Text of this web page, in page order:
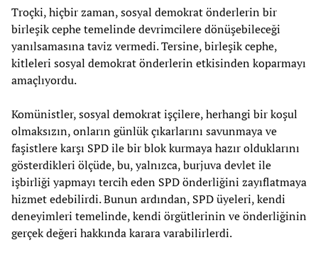
Troçki, hiçbir zaman, sosyal demokrat önderlerin bir
birleşik cephe temelinde devrimcilere dönüşebileceği
yanılsamasına taviz vermedi. Tersine, birleşik cephe,
kitleleri sosyal demokrat önderlerin etkisinden koparmayı
amaçlıyordu.
Komünistler, sosyal demokrat işçilere, herhangi bir koşul
olmaksızın, onların günlük çıkarlarını savunmaya ve
faşistlere karşı SPD ile bir blok kurmaya hazır olduklarını
gösterdikleri ölçüde, bu, yalnızca, burjuva devlet ile
işbirliği yapmayı tercih eden SPD önderliğini zayıflatmaya
hizmet edebilirdi. Bunun ardından, SPD üyeleri, kendi
deneyimleri temelinde, kendi örgütlerinin ve önderliğinin
gerçek değeri hakkında karara varabilirlerdi.